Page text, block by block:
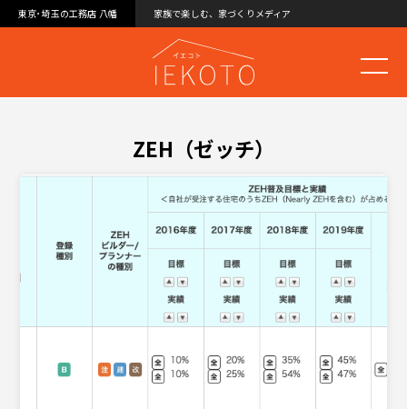
東京･埼玉の工務店 八幡 家族で楽しむ、家づくりメディア
ZEH（ゼッチ）